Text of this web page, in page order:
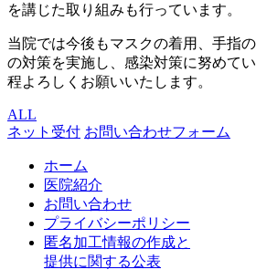
を講じた取り組みも行っています。
当院では今後もマスクの着用、手指
の対策を実施し、感染対策に努めて
程よろしくお願いいたします。
ALL
ネット受付 お問い合わせフォーム
ホーム
医院紹介
お問い合わせ
プライバシーポリシー
匿名加工情報の作成と
提供に関する公表